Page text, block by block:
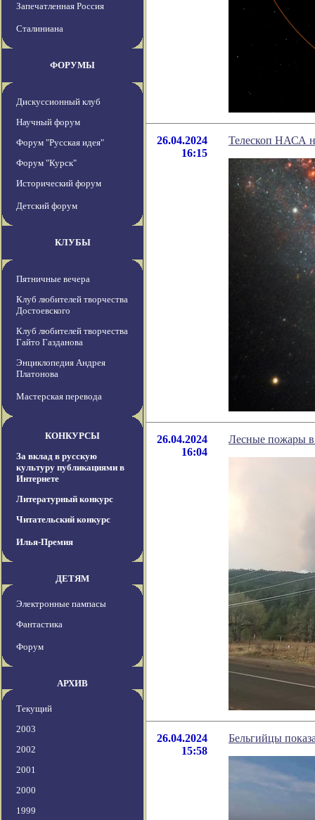
Запечатленная Россия
Сталиниана
ФОРУМЫ
Дискуссионный клуб
Научный форум
Форум "Русская идея"
Форум "Курск"
Исторический форум
Детский форум
КЛУБЫ
Пятничные вечера
Клуб любителей творчества
Достоевского
Клуб любителей творчества
Гайто Газданова
Энциклопедия Андрея
Платонова
Мастерская перевода
КОНКУРСЫ
За вклад в русскую
культуру публикациями в
Интернете
Литературный конкурс
Читательский конкурс
Илья-Премия
ДЕТЯМ
Электронные пампасы
Фантастика
Форум
АРХИВ
Текущий
2003
2002
2001
2000
1999
26.04.2024
16:15
Телескоп НАСА
26.04.2024
16:04
Лесные пожары
26.04.2024
15:58
Бельгийцы